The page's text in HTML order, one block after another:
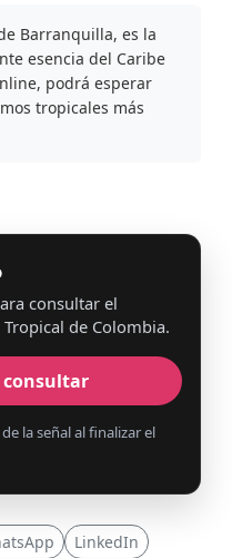
Barranquilla, es la
esencia del Caribe
podrá esperar
tropicales más
consultar el
de Colombia.
consultar
la señal al finalizar el
LinkedIn